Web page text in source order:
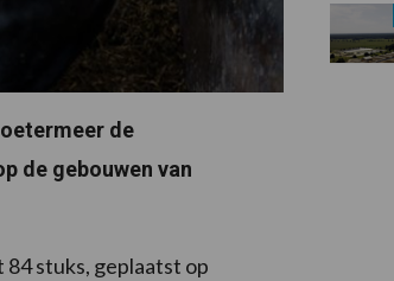
de
de gebouwen van
84 stuks, geplaatst op